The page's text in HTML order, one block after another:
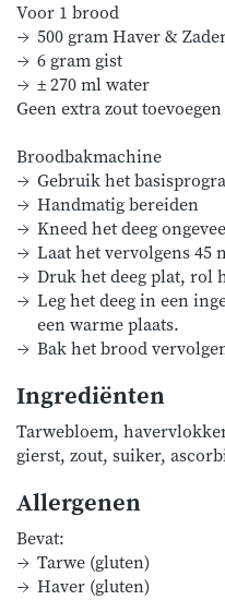
Voor 1 brood
500 gram Haver &
6 gram gist
± 270 ml water
Geen extra zout toevoegen
Broodbakmachine
Gebruik het
Handmatig bereiden
Kneed het deeg
Laat het vervolgens 45
Druk het deeg plat, rol
Leg het deeg in een
een warme plaats.
Bak het brood
Ingrediënten
Tarwebloem,
gierst, zout, suiker,
Allergenen
Bevat:
Tarwe (gluten)
Haver (gluten)